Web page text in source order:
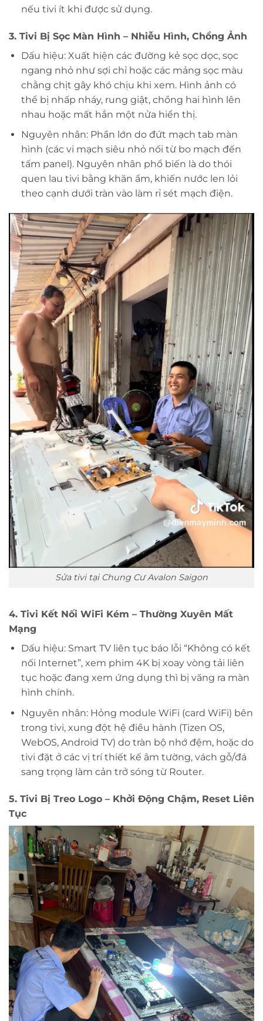
nếu tivi ít khi được sử dụng.
3. Tivi Bị Sọc Màn Hình – Nhiễu Hình, Chồng Ảnh
Dấu hiệu: Xuất hiện các đường kẻ sọc dọc, sọc
ngang nhỏ như sợi chỉ hoặc các mảng sọc màu
chằng chịt gây khó chịu khi xem. Hình ảnh có
thể bị nhấp nháy, rung giật, chồng hai hình lên
nhau hoặc mất hẳn một nửa hiển thị.
Nguyên nhân: Phần lớn do đứt mạch tab màn
hình (các vi mạch siêu nhỏ nối từ bo mạch đến
tấm panel). Nguyên nhân phổ biến là do thói
quen lau tivi bằng khăn ẩm, khiến nước len lỏi
theo cạnh dưới tràn vào làm rỉ sét mạch điện.
Sửa tivi tại Chung Cư Avalon Saigon
4. Tivi Kết Nối WiFi Kém – Thường Xuyên Mất
Mạng
Dấu hiệu: Smart TV liên tục báo lỗi “Không có kết
nối Internet”, xem phim 4K bị xoay vòng tải liên
tục hoặc đang xem ứng dụng thì bị văng ra màn
hình chính.
Nguyên nhân: Hỏng module WiFi (card WiFi) bên
trong tivi, xung đột hệ điều hành (Tizen OS,
WebOS, Android TV) do tràn bộ nhớ đệm, hoặc do
tivi đặt ở các vị trí thiết kế âm tường, vách gỗ/đá
sang trọng làm cản trở sóng từ Router.
5. Tivi Bị Treo Logo – Khởi Động Chậm, Reset Liên
Tục